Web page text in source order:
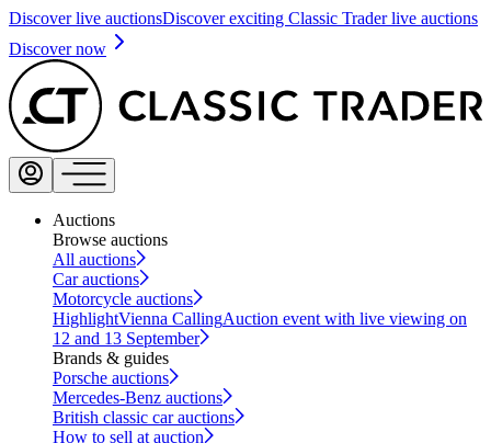
Discover live auctionsDiscover exciting Classic Trader live auctions
Discover now
Auctions
Browse auctions
All auctions
Car auctions
Motorcycle auctions
HighlightVienna CallingAuction event with live viewing on
12 and 13 September
Brands & guides
Porsche auctions
Mercedes-Benz auctions
British classic car auctions
How to sell at auction